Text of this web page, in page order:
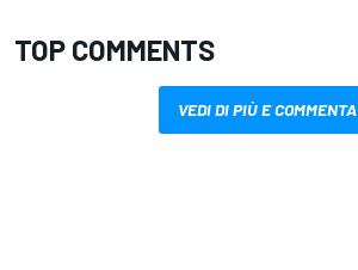
TOP COMMENTS
VEDI DI PIÙ E COMMENTA